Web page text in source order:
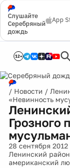
Слушайте
Серебряный
дождь
App
12+
/ Новости /
«Невинность
Грозного
28 сентября 2012
Ленинский
американский